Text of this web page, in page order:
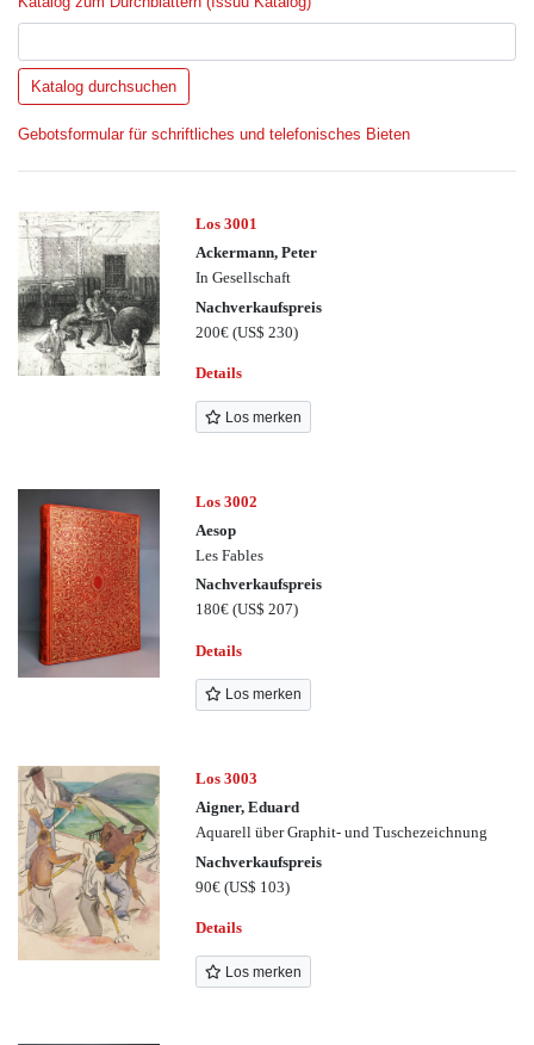
Gebotsformular für schriftliches und telefonisches Bieten
Los 3001
Ackermann, Peter
In Gesellschaft
Nachverkaufspreis
200€(US$ 230)
Details
Los merken
Los 3002
Aesop
Les Fables
Nachverkaufspreis
180€(US$ 207)
Details
Los merken
Los 3003
Aigner, Eduard
Aquarell über Graphit- und Tuschezeichnung
Nachverkaufspreis
90€(US$ 103)
Details
Los merken